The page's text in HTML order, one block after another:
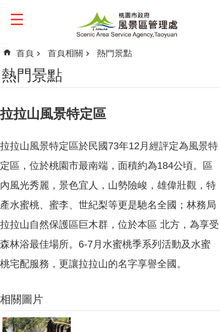
首頁 首頁相關 熱門景點
熱門景點
拉拉山風景特定區
拉拉山風景特定區於民國73年12月經評定為風景特
定區，位於桃園市最南端，面積約為184公頃。區
內風光秀麗，景色宜人，山勢險峻，雄偉壯觀，特
產水蜜桃、蜜李、世紀梨等更是馳名全國；林務局
拉拉山自然保護區巨木群，位於本區 北方，為享受
森林浴最佳場所。6-7月水蜜桃季系列活動及水蜜
桃宅配服務，更讓拉拉山的名字享譽全國。
相關圖片